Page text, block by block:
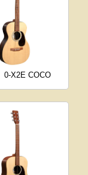
0-X2E COCO